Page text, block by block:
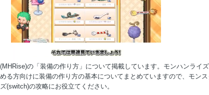
の「装備の作り方」について掲載しています。モンハンライ
る方向けに装備の作り方の基本についてまとめていますので、モンス
(switch)の攻略にお役立てください。